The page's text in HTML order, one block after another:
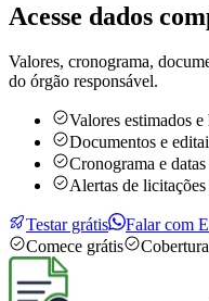
Acesse dados
Valores, cronograma,
do órgão responsável.
Valores estimados
Documentos e
Cronograma e
Alertas de licitações
Testar grátis
Falar com
Comece grátis